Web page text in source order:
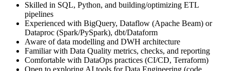
Skilled in SQL, Python, and building/optimizing ETL
pipelines
Experienced with BigQuery, Dataflow (Apache Beam) or
Dataproc (Spark/PySpark), dbt/Dataform
Aware of data modelling and DWH architecture
Familiar with Data Quality metrics, checks, and reporting
Comfortable with DataOps practices (CI/CD, Terraform)
Open to exploring AI tools for Data Engineering (code